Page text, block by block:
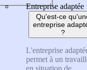
Entreprise adaptée
Qu'est-ce
entreprise
?
L'entreprise
permet à un
en situation de